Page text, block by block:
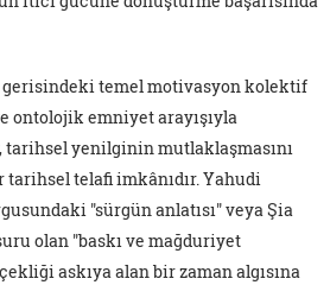
gerisindeki temel motivasyon kolektif
ontolojik emniyet arayışıyla
tarihsel yenilginin mutlaklaşmasını
telafi imkânıdır. Yahudi
"sürgün anlatısı" veya Şia
olan "baskı ve mağduriyet
askıya alan bir zaman algısına